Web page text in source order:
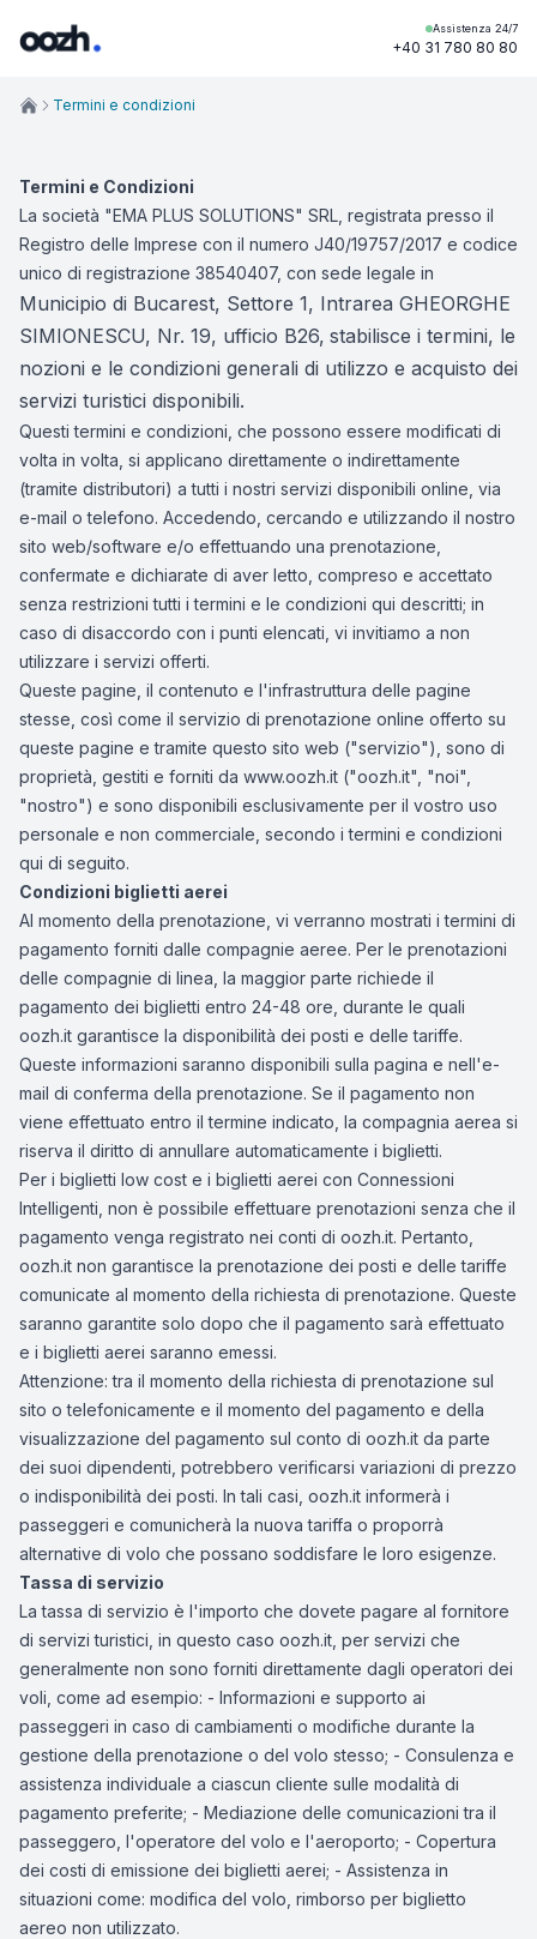
Assistenza 24/7
+40 31 780 80 80
Termini e condizioni
Termini e Condizioni
La società "EMA PLUS SOLUTIONS" SRL, registrata presso il
Registro delle Imprese con il numero J40/19757/2017 e codice
unico di registrazione 38540407, con sede legale in
Municipio di Bucarest, Settore 1, Intrarea GHEORGHE
SIMIONESCU, Nr. 19, ufficio B26, stabilisce i termini, le
nozioni e le condizioni generali di utilizzo e acquisto dei
servizi turistici disponibili.
Questi termini e condizioni, che possono essere modificati di
volta in volta, si applicano direttamente o indirettamente
(tramite distributori) a tutti i nostri servizi disponibili online, via
e-mail o telefono. Accedendo, cercando e utilizzando il nostro
sito web/software e/o effettuando una prenotazione,
confermate e dichiarate di aver letto, compreso e accettato
senza restrizioni tutti i termini e le condizioni qui descritti; in
caso di disaccordo con i punti elencati, vi invitiamo a non
utilizzare i servizi offerti.
Queste pagine, il contenuto e l'infrastruttura delle pagine
stesse, così come il servizio di prenotazione online offerto su
queste pagine e tramite questo sito web ("servizio"), sono di
proprietà, gestiti e forniti da www.oozh.it ("oozh.it", "noi",
"nostro") e sono disponibili esclusivamente per il vostro uso
personale e non commerciale, secondo i termini e condizioni
qui di seguito.
Condizioni biglietti aerei
Al momento della prenotazione, vi verranno mostrati i termini di
pagamento forniti dalle compagnie aeree. Per le prenotazioni
delle compagnie di linea, la maggior parte richiede il
pagamento dei biglietti entro 24-48 ore, durante le quali
oozh.it garantisce la disponibilità dei posti e delle tariffe.
Queste informazioni saranno disponibili sulla pagina e nell'e-
mail di conferma della prenotazione. Se il pagamento non
viene effettuato entro il termine indicato, la compagnia aerea si
riserva il diritto di annullare automaticamente i biglietti.
Per i biglietti low cost e i biglietti aerei con Connessioni
Intelligenti, non è possibile effettuare prenotazioni senza che il
pagamento venga registrato nei conti di oozh.it. Pertanto,
oozh.it non garantisce la prenotazione dei posti e delle tariffe
comunicate al momento della richiesta di prenotazione. Queste
saranno garantite solo dopo che il pagamento sarà effettuato
e i biglietti aerei saranno emessi.
Attenzione: tra il momento della richiesta di prenotazione sul
sito o telefonicamente e il momento del pagamento e della
visualizzazione del pagamento sul conto di oozh.it da parte
dei suoi dipendenti, potrebbero verificarsi variazioni di prezzo
o indisponibilità dei posti. In tali casi, oozh.it informerà i
passeggeri e comunicherà la nuova tariffa o proporrà
alternative di volo che possano soddisfare le loro esigenze.
Tassa di servizio
La tassa di servizio è l'importo che dovete pagare al fornitore
di servizi turistici, in questo caso oozh.it, per servizi che
generalmente non sono forniti direttamente dagli operatori dei
voli, come ad esempio: - Informazioni e supporto ai
passeggeri in caso di cambiamenti o modifiche durante la
gestione della prenotazione o del volo stesso; - Consulenza e
assistenza individuale a ciascun cliente sulle modalità di
pagamento preferite; - Mediazione delle comunicazioni tra il
passeggero, l'operatore del volo e l'aeroporto; - Copertura
dei costi di emissione dei biglietti aerei; - Assistenza in
situazioni come: modifica del volo, rimborso per biglietto
aereo non utilizzato.